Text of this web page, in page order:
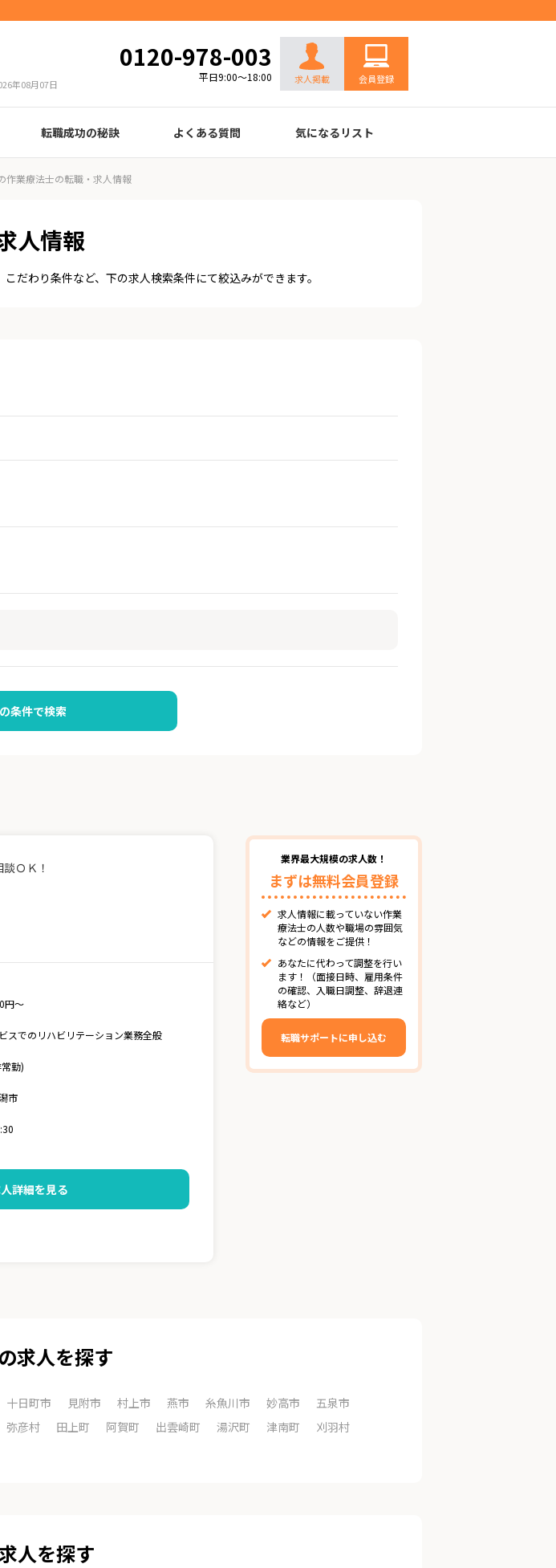
年08月07日
0120-978-003
平日9:00～18:00 求人掲載 会員登録
転職成功の秘訣
履歴書の書き方
職務経歴書の書き方
面接の心得
面接のコツ
転職の際に知っておきたいこと
年齢早見表
給与
よくある質問 気になるリスト
作業療法士の転職・求人情報
人情報
だわり条件など、下の求人検索条件にて絞込みができます。
条件で検索
ＯＫ！
円～
スでのリハビリテーション業務全般
勤)
市
詳細を見る
業界最大規模の求人数！
まずは無料会員登録
求人情報に載っていない作業
療法士の人数や職場の雰囲気
などの情報をご提供！
あなたに代わって調整を行い
ます！（面接日時、雇用条件
の確認、入職日調整、辞退連
絡など）
転職サポートに申し込む
求人を探す
十日町市 見附市 村上市 燕市 糸魚川市 妙高市
五泉市
弥彦村 田上町 阿賀町 出雲崎町 湯沢町 津南町
刈羽村
人を探す